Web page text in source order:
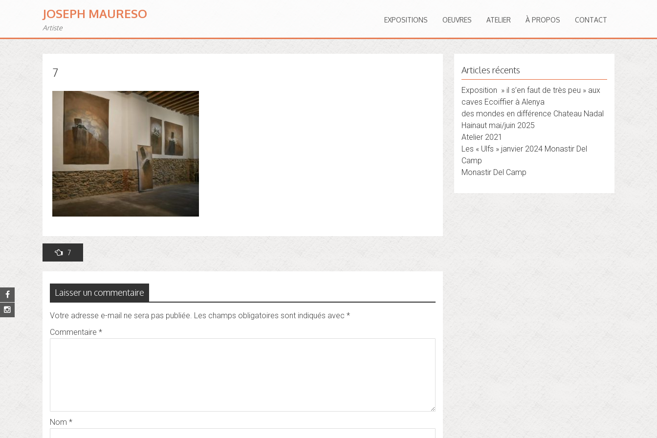
JOSEPH MAURESO
Artiste
EXPOSITIONS OEUVRES ATELIER À PROPOS CONTACT
7
Navigation
l’article
7
Laisser un commentaire
Votre adresse e-mail ne sera pas publiée. Les champs obligatoires sont indiqués avec *
Commentaire *
Nom *
Articles récents
Exposition » il s’en faut de très peu » aux
caves Ecoiffier à Alenya
des mondes en différence Chateau Nadal
Hainaut mai/juin 2025
Atelier 2021
Les « Ulfs » janvier 2024 Monastir Del
Camp
Monastir Del Camp